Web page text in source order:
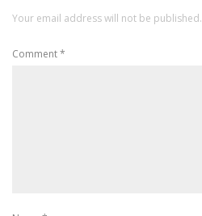
Your email address will not be published.
Comment*